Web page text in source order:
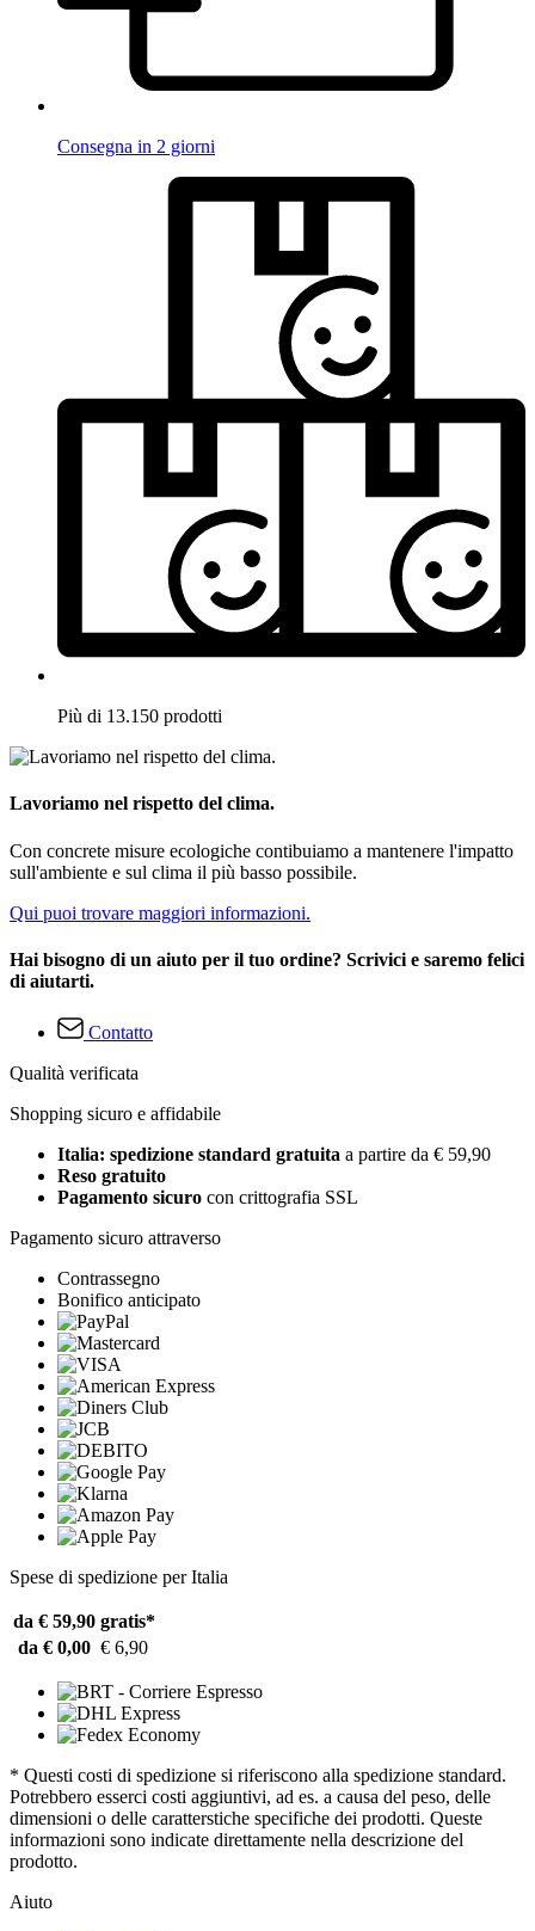
Consegna in 2 giorni
Più di 13.150 prodotti
Lavoriamo nel rispetto del clima.
Con concrete misure ecologiche contibuiamo a mantenere l'impatto
sull'ambiente e sul clima il più basso possibile.
Qui puoi trovare maggiori informazioni.
Hai bisogno di un aiuto per il tuo ordine? Scrivici e saremo felici
di aiutarti.
Contatto
Qualità verificata
Shopping sicuro e affidabile
Italia: spedizione standard gratuita a partire da € 59,90
Reso gratuito
Pagamento sicuro con crittografia SSL
Pagamento sicuro attraverso
Contrassegno
Bonifico anticipato
Spese di spedizione per Italia
da € 59,90 gratis*
da € 0,00 € 6,90
* Questi costi di spedizione si riferiscono alla spedizione standard.
Potrebbero esserci costi aggiuntivi, ad es. a causa del peso, delle
dimensioni o delle caratterstiche specifiche dei prodotti. Queste
informazioni sono indicate direttamente nella descrizione del
prodotto.
Aiuto